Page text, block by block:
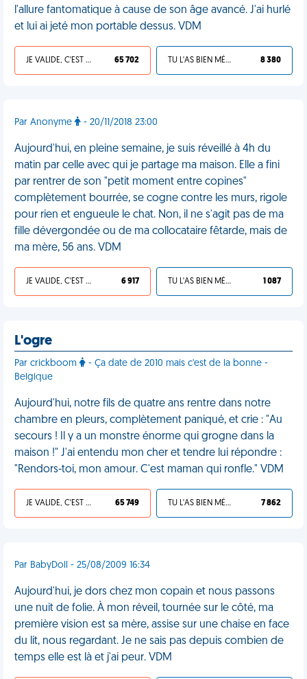
l'allure fantomatique à cause de son âge avancé. J'ai hurlé
et lui ai jeté mon portable dessus. VDM
JE VALIDE, C'EST UNE VDM 65 702 TU L'AS BIEN MÉRITÉ 8 380
Par Anonyme - 20/11/2018 23:00
Aujourd'hui, en pleine semaine, je suis réveillé à 4h du
matin par celle avec qui je partage ma maison. Elle a fini
par rentrer de son "petit moment entre copines"
complètement bourrée, se cogne contre les murs, rigole
pour rien et engueule le chat. Non, il ne s'agit pas de ma
fille dévergondée ou de ma collocataire fêtarde, mais de
ma mère, 56 ans. VDM
JE VALIDE, C'EST UNE VDM 6 917 TU L'AS BIEN MÉRITÉ 1 087
L'ogre
Par crickboom
- Ça date de 2010 mais c'est de la bonne -
Belgique
Aujourd'hui, notre fils de quatre ans rentre dans notre
chambre en pleurs, complètement paniqué, et crie : "Au
secours ! Il y a un monstre énorme qui grogne dans la
maison !" J'ai entendu mon cher et tendre lui répondre :
"Rendors-toi, mon amour. C'est maman qui ronfle." VDM
JE VALIDE, C'EST UNE VDM 65 749 TU L'AS BIEN MÉRITÉ 7 862
Par BabyDoll - 25/08/2009 16:34
Aujourd'hui, je dors chez mon copain et nous passons
une nuit de folie. À mon réveil, tournée sur le côté, ma
première vision est sa mère, assise sur une chaise en face
du lit, nous regardant. Je ne sais pas depuis combien de
temps elle est là et j'ai peur. VDM